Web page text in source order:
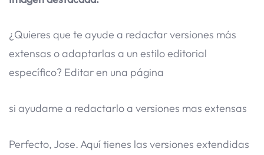
¿Quieres que te ayude a redactar versiones más
extensas o adaptarlas a un estilo editorial
específico? Editar en una página
si ayudame a redactarlo a versiones mas extensas
Perfecto, Jose. Aquí tienes las versiones extendidas